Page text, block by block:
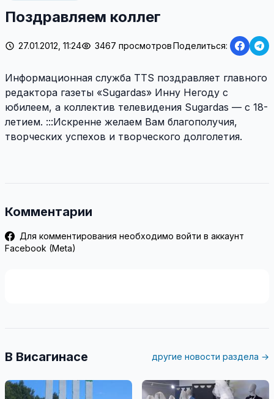
Поздравляем коллег
27.01.2012, 11:24 3467 просмотровПоделиться:
Информационная служба TTS поздравляет главного
редактора газеты «Sugardas» Инну Негоду с
юбилеем, а коллектив телевидения Sugardas — с 18-
летием. :::Искренне желаем Вам благополучия,
творческих успехов и творческого долголетия.
Комментарии
Для комментирования необходимо войти в аккаунт
Facebook (Meta)
В Висагинасе другие новости раздела →